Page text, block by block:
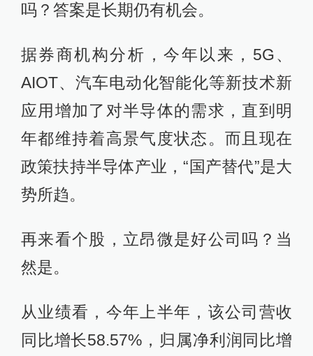
吗？答案是长期仍有机会。
据券商机构分析，今年以来，5G、
AIOT、汽车电动化智能化等新技术新
应用增加了对半导体的需求，直到明
年都维持着高景气度状态。而且现在
政策扶持半导体产业，“国产替代”是大
势所趋。
再来看个股，立昂微是好公司吗？当
然是。
从业绩看，今年上半年，该公司营收
同比增长58.57%，归属净利润同比增